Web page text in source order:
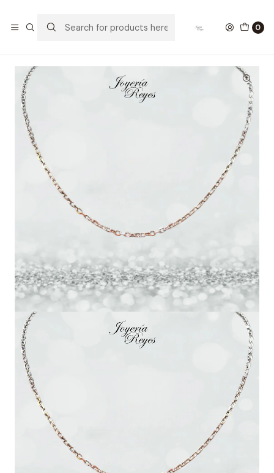
0
Cadena de plata Ley 925 Italiana modelo Limada 14.8 grs,
54cm x 3.5mm